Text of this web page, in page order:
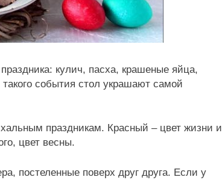
кулич, пасха, крашеные яйца,
события стол украшают самой
праздникам. Красный – цвет жизни и
цвет весны.
постеленные поверх друг друга. Если у